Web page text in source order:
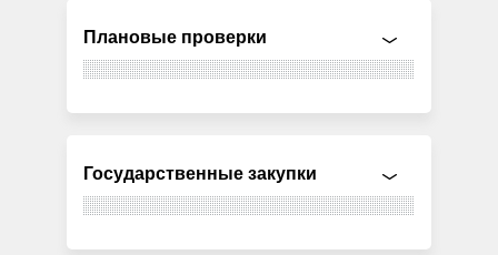
Плановые проверки
Государственные закупки